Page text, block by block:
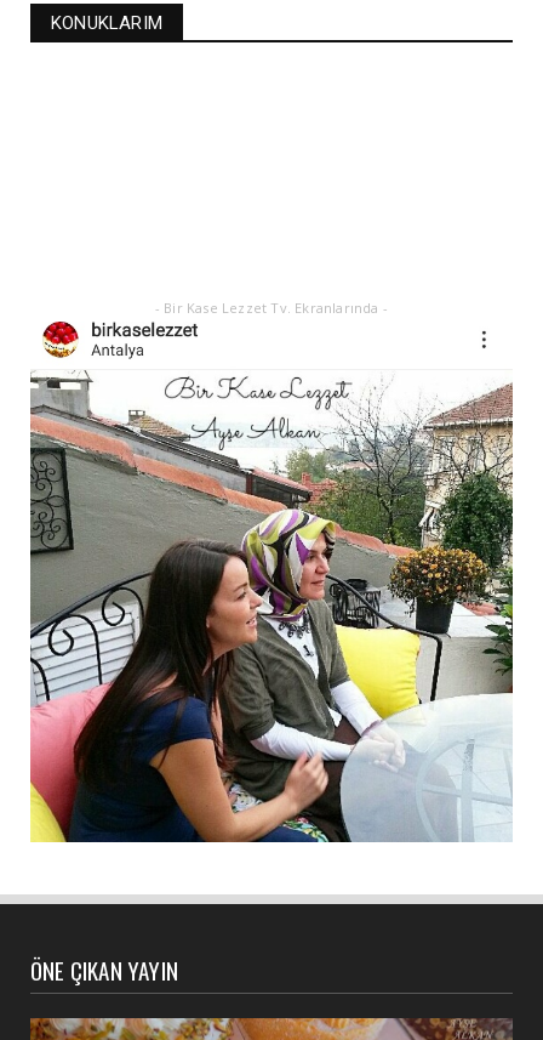
Alanya'nın düğünlerinin meşhur kurabiyesi- S
KONUKLARIM
- Bir Kase Lezzet Tv. Ekranlarında -
ÖNE ÇIKAN YAYIN